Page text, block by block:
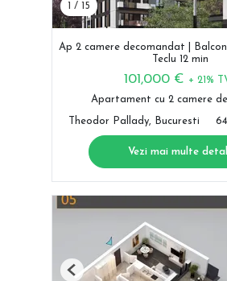
/ 15
Ap 2 camere decomandat |
Teclu 12 min
101,000 € + 21%
Apartament cu 2 camere
Theodor Pallady, Bucuresti
Vezi mai multe
Previous